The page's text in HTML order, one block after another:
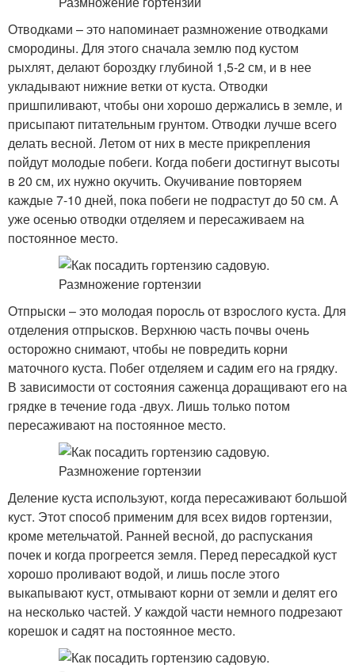
Отводками – это напоминает размножение отводками
смородины. Для этого сначала землю под кустом
рыхлят, делают бороздку глубиной 1,5-2 см, и в нее
укладывают нижние ветки от куста. Отводки
пришпиливают, чтобы они хорошо держались в земле, и
присыпают питательным грунтом. Отводки лучше всего
делать весной. Летом от них в месте прикрепления
пойдут молодые побеги. Когда побеги достигнут высоты
в 20 см, их нужно окучить. Окучивание повторяем
каждые 7-10 дней, пока побеги не подрастут до 50 см. А
уже осенью отводки отделяем и пересаживаем на
постоянное место.
Отпрыски – это молодая поросль от взрослого куста. Для
отделения отпрысков. Верхнюю часть почвы очень
осторожно снимают, чтобы не повредить корни
маточного куста. Побег отделяем и садим его на грядку.
В зависимости от состояния саженца доращивают его на
грядке в течение года -двух. Лишь только потом
пересаживают на постоянное место.
Деление куста используют, когда пересаживают большой
куст. Этот способ применим для всех видов гортензии,
кроме метельчатой. Ранней весной, до распускания
почек и когда прогреется земля. Перед пересадкой куст
хорошо проливают водой, и лишь после этого
выкапывают куст, отмывают корни от земли и делят его
на несколько частей. У каждой части немного подрезают
корешок и садят на постоянное место.